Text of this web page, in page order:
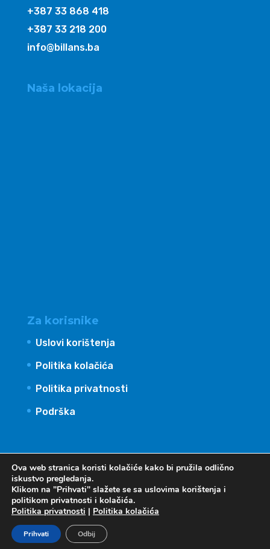
+387 33 868 418
+387 33 218 200
info@billans.ba
Naša lokacija
Za korisnike
Uslovi korištenja
Politika kolačića
Politika privatnosti
Podrška
Billans International BH sva prava zadržava -
Development by.
Ova web stranica koristi kolačiće kako bi pružila odlično
iskustvo pregledanja.
Klikom na "Prihvati" slažete se sa uslovima korištenja i
politikom privatnosti i kolačića.
Politika privatnosti | Politika kolačića
Prihvati Odbij